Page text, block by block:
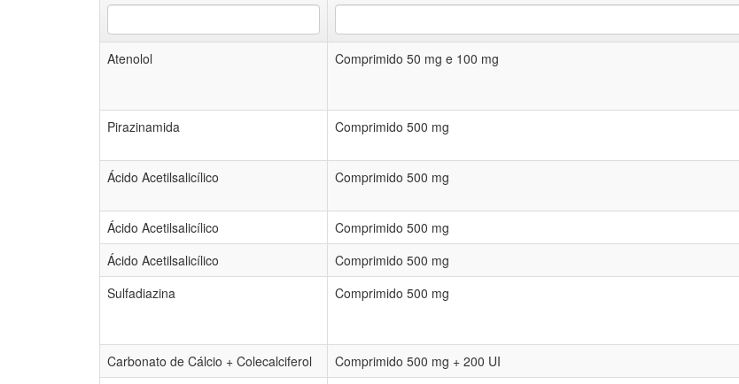
Atenolol Comprimido 50 mg e 100 mg
Pirazinamida Comprimido 500 mg
Ácido Acetilsalicílico Comprimido 500 mg
Ácido Acetilsalicílico Comprimido 500 mg
Ácido Acetilsalicílico
Comprimido 500 mg
Sulfadiazina
Comprimido 500 mg
Carbonato de Cálcio + Colecalciferol Comprimido 500 mg + 200 UI